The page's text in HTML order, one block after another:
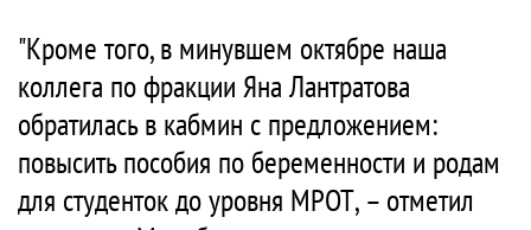
"Кроме того, в минувшем октябре наша
коллега по фракции Яна Лантратова
обратилась в кабмин с предложением:
повысить пособия по беременности и родам
для студенток до уровня МРОТ, – отметил